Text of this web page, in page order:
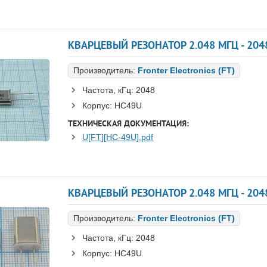
КВАРЦЕВЫЙ РЕЗОНАТОР 2.048 МГЦ -
Производитель: Fronter Electronics (FT)
Частота, кГц: 2048
Корпус: HC49U
ТЕХНИЧЕСКАЯ ДОКУМЕНТАЦИЯ:
U[FT][HC-49U].pdf
КВАРЦЕВЫЙ РЕЗОНАТОР 2.048 МГЦ -
Производитель: Fronter Electronics (FT)
Частота, кГц: 2048
Корпус: HC49U